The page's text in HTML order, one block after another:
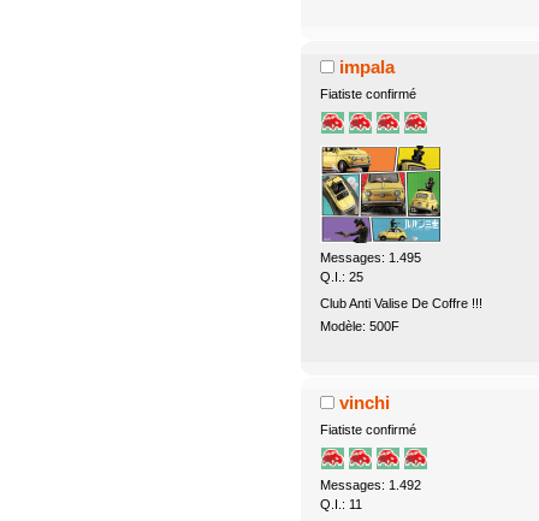
impala
Fiatiste confirmé
Messages: 1.495
Q.I.: 25
Club Anti Valise De Coffre !!!
Modèle: 500F
vinchi
Fiatiste confirmé
Messages: 1.492
Q.I.: 11